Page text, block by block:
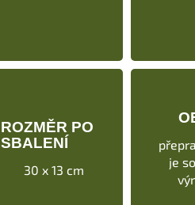
ROZMĚR PO
SBALENÍ
30 x 13 cm
je